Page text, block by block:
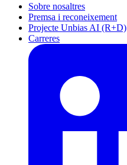
Sobre nosaltres
Premsa i reconeixement
Projecte Unbias AI (R+D)
Carreres